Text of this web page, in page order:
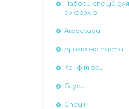
Набори спецій для
алкоголю
Аксесуари
Арахісова паста
Конфітюри
Соуси
Спеції